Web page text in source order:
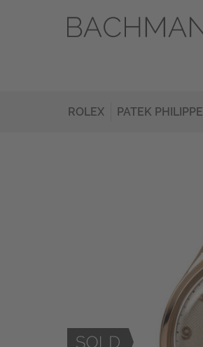
ROLEX PATEK PHILIPPE